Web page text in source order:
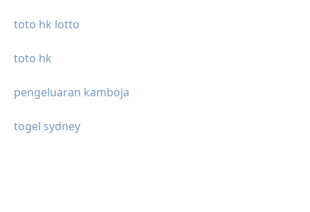
toto hk lotto
toto hk
pengeluaran kamboja
togel sydney